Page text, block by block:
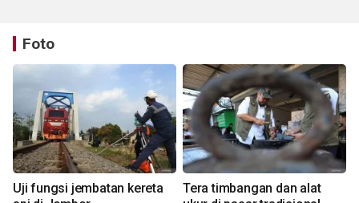
Foto
Uji fungsi jembatan kereta
Tera timbangan dan alat